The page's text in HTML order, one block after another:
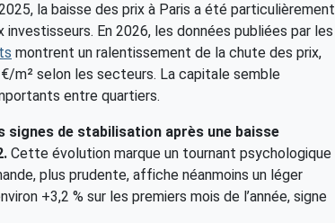
la baisse des prix à Paris a été particulièrement
En 2026, les données publiées par les
montrent un ralentissement de la chute des prix,
m² selon les secteurs. La capitale semble
entre quartiers.
signes de stabilisation après une baisse
Cette évolution marque un tournant psychologique
plus prudente, affiche néanmoins un léger
+3,2 % sur les premiers mois de l’année, signe